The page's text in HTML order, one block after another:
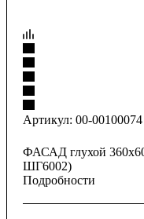
Артикул: 00-00100074
ФАСАД глухой
ШГ6002)
Подробности